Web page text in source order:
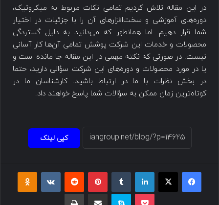
در این مقاله تلاش کردیم تمامی نکات مربوط به میکروتیک،
دوره‌های آموزشی و سخت‌افزارهای آن را با جزئیات در اختیار
شما قرار دهیم. اما همانطور که می‌دانید به دلیل گستردگی
محصولات و خدمات این شرکت پوشش تمامی آن‌ها کار آسانی
نیست. در صورتی که نکته مهمی در این مقاله جا مانده است و
یا در مورد محصولات و دوره‌های این شرکت سؤالی دارید، حتما
در بخش نظرات با ما در ارتباط باشید. کارشناسان ما در
کوتاه‎‌ترین زمان ممکن به سؤالات شما پاسخ خواهند داد.
کپی لینک